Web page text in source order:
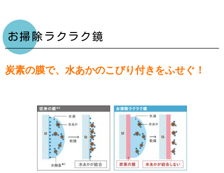
お掃除ラクラク鏡
炭素の膜で、水あかのこびり付きをふせぐ！